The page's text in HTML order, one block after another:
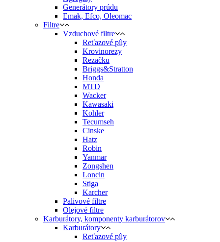
Generátory prúdu
Emak, Efco, Oleomac
Filtre
Vzduchové filtre
Reťazové píly
Krovinorezy
Rezačku
Briggs&Stratton
Honda
MTD
Wacker
Kawasaki
Kohler
Tecumseh
Cinske
Hatz
Robin
Yanmar
Zongshen
Loncin
Stiga
Karcher
Palivové filtre
Olejové filtre
Karburátory, komponenty karburátorov
Karburátory
Reťazové píly